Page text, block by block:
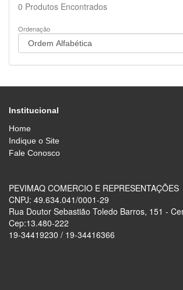
0 Produtos Encontrados
Ordenação
Institucional
Home
Indique o Site
Fale Conosco
PEVIMAQ COMERCIO E REPRESENTAÇÕES
CNPJ: 49.634.041/0001-29
Rua Doutor Sebastião Toledo Barros, 151 -
Cep:13.480-222
19-34419230 / 19-34416366